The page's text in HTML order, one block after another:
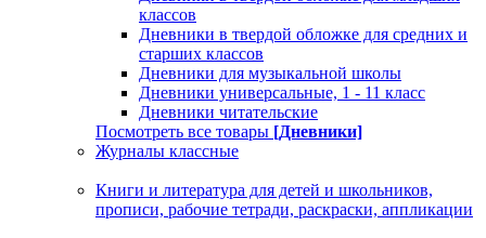
классов
Дневники в твердой обложке для средних и
старших классов
Дневники для музыкальной школы
Дневники универсальные, 1 - 11 класс
Дневники читательские
Посмотреть все товары [Дневники]
Журналы классные
Книги и литература для детей и школьников,
прописи, рабочие тетради, раскраски, аппликации